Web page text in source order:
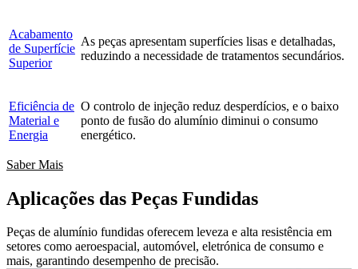
Acabamento
de Superfície
Superior
As peças apresentam superfícies lisas e detalhadas,
reduzindo a necessidade de tratamentos secundários.
Eficiência de
Material e
Energia
O controlo de injeção reduz desperdícios, e o baixo
ponto de fusão do alumínio diminui o consumo
energético.
Saber Mais
Aplicações das Peças Fundidas
Peças de alumínio fundidas oferecem leveza e alta resistência em
setores como aeroespacial, automóvel, eletrónica de consumo e
mais, garantindo desempenho de precisão.